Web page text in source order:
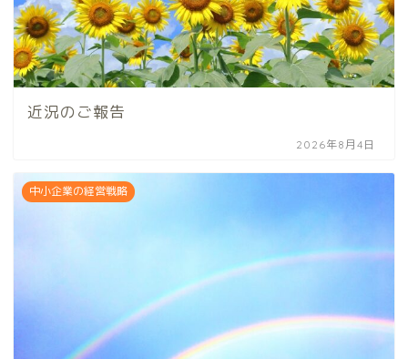
近況のご報告
2026年8月4日
中小企業の経営戦略